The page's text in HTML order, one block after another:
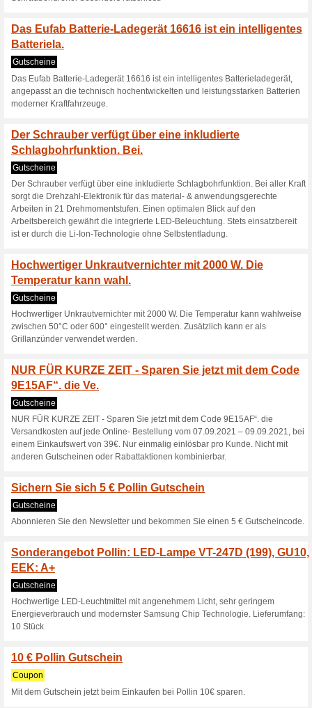
Aktuelle Angebote
POLLIN
jetzt zum Pollin.
Gutscheine
Newsletter an und gewinnen
Doppelladegerät im Wert
Willkommens-Gutschein für
Diese hochwertige
Funktion sorgt dur.
Gutscheine
ihren 1080p CMOS-Sensor
in Ihrem Zuhause. Sie
App auf Ihrem Smartphone
Außerdem verfügt das Set